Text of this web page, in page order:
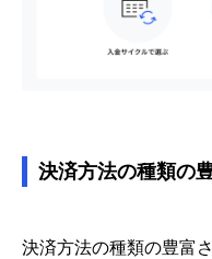
決済方法の種類の
決済方法の種類の豊富